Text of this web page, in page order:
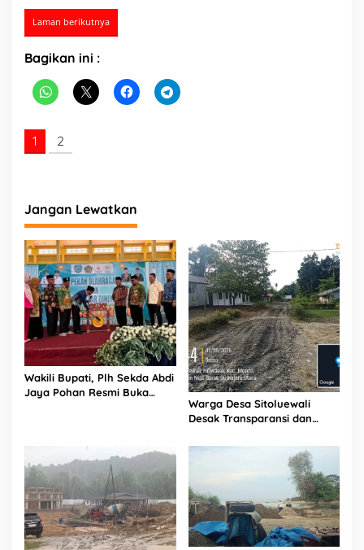
Laman berikutnya
Bagikan ini :
1 2
Jangan Lewatkan
Wakili Bupati, Plh Sekda Abdi
Jaya Pohan Resmi Buka
Warga Desa Sitoluewali
Desak Transparansi dan
Jalan, Diduga Minim